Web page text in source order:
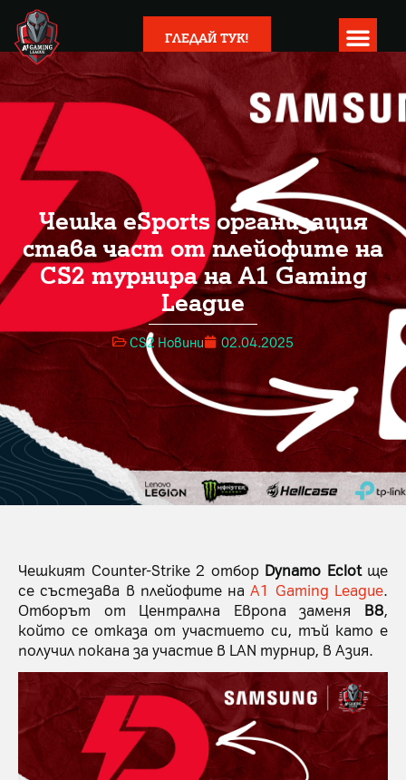
ГЛЕДАЙ ТУК!
Чешка eSports организация
става част от плейофите на
CS2 турнира на A1 Gaming
League
CS2 Новини 02.04.2025
Чешкият Counter-Strike 2 отбор Dynamo Eclotще
се състезава в плейофите наA1 Gaming League.
Отборът от Централна Европа заменя B8,
който се отказа от участието си, тъй като е
получил покана за участие в LAN турнир, в Азия.